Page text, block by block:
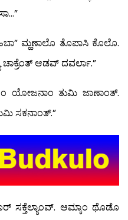
ಮ್ಹಣಾಲೊ ತೊಪಾಸಿ ಕೊಲೊ.
ಚಾಕ್ರೆಂತ್ ಆಡವ್ ದವರ್ಲಾ.”
ಯೋಜನಾಂ ತುಮಿ ಜಾಣಾಂತ್.
ಸಕನಾಂತ್.”
ಸಕ್ತೆಲ್ಯಾಂವ್. ಆಮ್ಕಾಂ ಥೊಡೊ